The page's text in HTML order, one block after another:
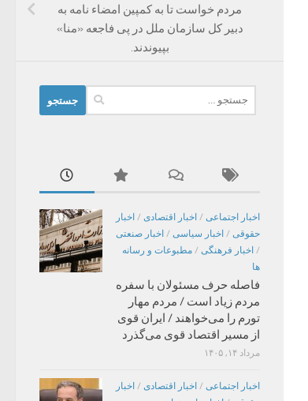
مردم خواست تا به کمپین امضاء نامه به
دبیر کل سازمان ملل در پی فاجعه «منا»
بپیوندند.
برای:
اخبار اجتماعی / اخبار اقتصادی / اخبار
حقوقی / اخبار سیاسی / اخبار صنعتی
/ اخبار فرهنگی / مطبوعات و رسانه
ها
فاصله حرف مسئولان با سفره
مردم زیاد است / مردم مهار
تورم را می‌خواهند / ایران قوی
از مسیر اقتصاد قوی می‌گذرد
مرداد ۱۴, ۱۴۰۵
اخبار اجتماعی / اخبار اقتصادی / اخبار